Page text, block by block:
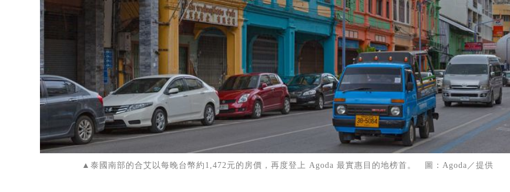
▲泰國南部的合艾以每晚台幣約1,472元的房價，再度登上 Agoda 最實惠目的地榜首。 圖：Agoda／提供